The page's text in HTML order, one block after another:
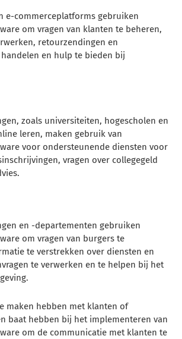
e-commerceplatforms gebruiken
om vragen van klanten te beheren,
retourzendingen en
en hulp te bieden bij
zoals universiteiten, hogescholen en
leren, maken gebruik van
voor ondersteunende diensten voor
vragen over collegegeld
en -departementen gebruiken
om vragen van burgers te
te verstrekken over diensten en
te verwerken en te helpen bij het
maken hebben met klanten of
baat hebben bij het implementeren van
om de communicatie met klanten te